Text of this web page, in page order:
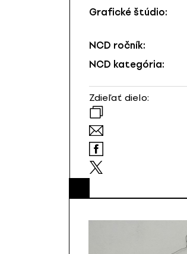
Grafické štúdio:
NCD ročník:
NCD kategória:
Zdieľať dielo: